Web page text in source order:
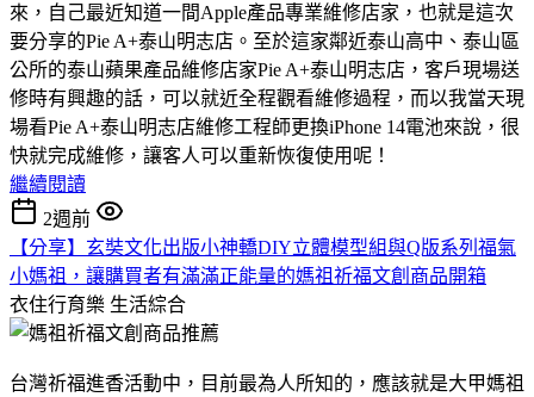
來，自己最近知道一間Apple產品專業維修店家，也就是這次
要分享的Pie A+泰山明志店。至於這家鄰近泰山高中、泰山區
公所的泰山蘋果產品維修店家Pie A+泰山明志店，客戶現場送
修時有興趣的話，可以就近全程觀看維修過程，而以我當天現
場看Pie A+泰山明志店維修工程師更換iPhone 14電池來說，很
快就完成維修，讓客人可以重新恢復使用呢！
繼續閱讀
2週前
【分享】玄奘文化出版小神轎DIY立體模型組與Q版系列福氣
小媽祖，讓購買者有滿滿正能量的媽祖祈福文創商品開箱
衣住行育樂 生活綜合
台灣祈福進香活動中，目前最為人所知的，應該就是大甲媽祖